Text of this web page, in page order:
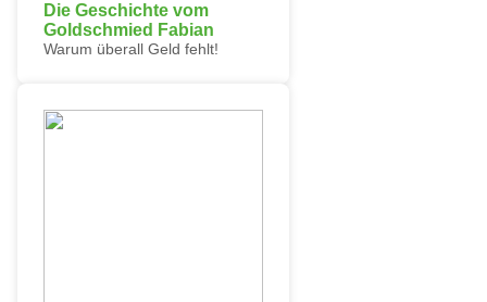
Die Geschichte vom
Goldschmied Fabian
Warum überall Geld fehlt!